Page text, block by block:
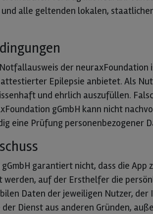
und alle geltenden lokalen,
der
Epilepsie anbietet. Als
und ehrlich auszufüllen.
gGmbH kann nicht
eine Prüfung personenbezogener
garantiert nicht, dass die
auf der Ersthelfer die
Daten der jeweiligen Nutzer,
Dienst aus anderen Gründen,